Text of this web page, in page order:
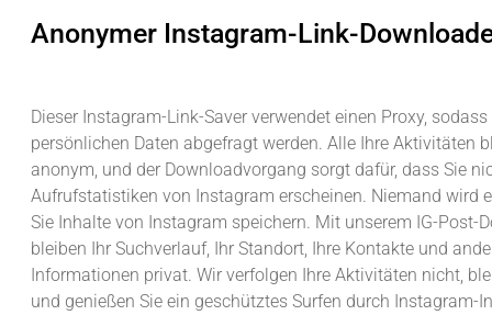
Anonymer Instagram-Link-
Dieser Instagram-Link-Saver verwendet einen Proxy, sodass
persönlichen Daten abgefragt werden. Alle Ihre Aktivitäten
anonym, und der Downloadvorgang sorgt dafür, dass Sie
Aufrufstatistiken von Instagram erscheinen. Niemand wird
Sie Inhalte von Instagram speichern. Mit unserem IG-Post-
bleiben Ihr Suchverlauf, Ihr Standort, Ihre Kontakte und
Informationen privat. Wir verfolgen Ihre Aktivitäten nicht,
und genießen Sie ein geschütztes Surfen durch Instagram-